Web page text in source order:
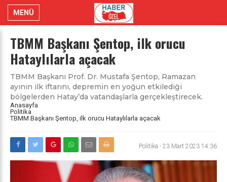
MENÜ
TBMM Başkanı Şentop, ilk orucu
Hataylılarla açacak
TBMM Başkanı Prof. Dr. Mustafa Şentop, Ramazan
ayının ilk iftarını, depremin en yoğun etkilediği
bölgelerden Hatay’da vatandaşlarla gerçekleştirecek.
Anasayfa
Politika
TBMM Başkanı Şentop, ilk orucu Hataylılarla açacak
Politika - 23 Mart 2023 14:36